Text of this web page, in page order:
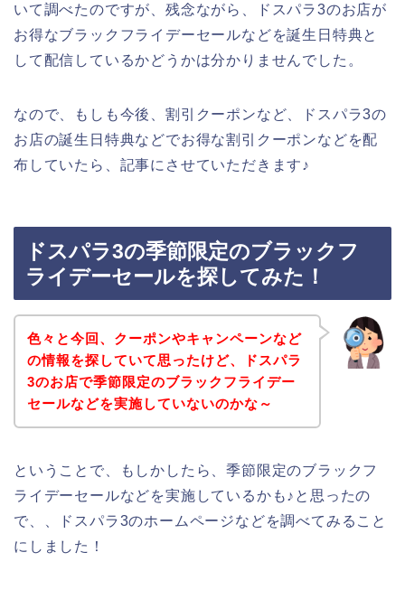
いて調べたのですが、残念ながら、ドスパラ3のお店が
お得なブラックフライデーセールなどを誕生日特典と
して配信しているかどうかは分かりませんでした。
なので、もしも今後、割引クーポンなど、ドスパラ3の
お店の誕生日特典などでお得な割引クーポンなどを配
布していたら、記事にさせていただきます♪
ドスパラ3の季節限定のブラックフ
ライデーセールを探してみた！
色々と今回、クーポンやキャンペーンなど
の情報を探していて思ったけど、ドスパラ
3のお店で季節限定のブラックフライデー
セールなどを実施していないのかな～
ということで、もしかしたら、季節限定のブラックフ
ライデーセールなどを実施しているかも♪と思ったの
で、、ドスパラ3のホームページなどを調べてみること
にしました！